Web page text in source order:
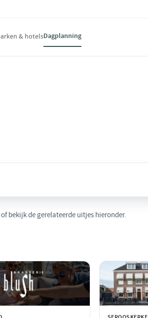
& hotelsDagplanning
bekijk de gerelateerde uitjes hieronder.